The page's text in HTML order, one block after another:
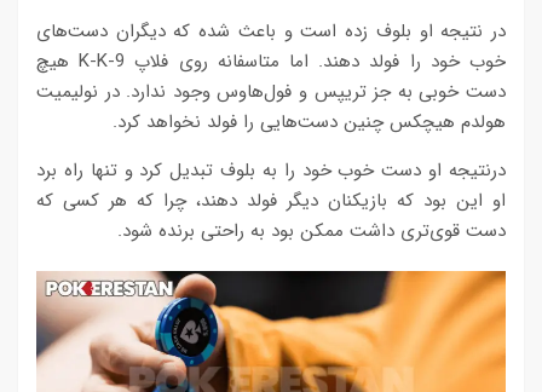
در نتیجه او بلوف زده است و باعث شده که دیگران دست‌های
خوب خود را فولد دهند. اما متاسفانه روی فلاپ K-K-9 هیچ
دست خوبی به جز تریپس و فول‌هاوس وجود ندارد. در نولیمیت
هولدم هیچکس چنین دست‌هایی را فولد نخواهد کرد.
درنتیجه او دست خوب خود را به بلوف تبدیل کرد و تنها راه برد
او این بود که بازیکنان دیگر فولد دهند، چرا که هر کسی که
دست قوی‌تری داشت ممکن بود به راحتی برنده شود.